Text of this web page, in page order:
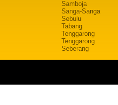
Samboja
Sanga-Sanga
Sebulu
Tabang
Tenggarong
Tenggarong
Seberang